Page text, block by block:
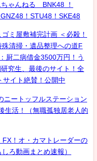
ゃんねる BNK48 ！
！STU48！SKE48
ミ屋敷補完計画 ＜必殺！
清掃・遺品整理への道F
厨二病借金3500万円！う
究生、最後のサイト！全
サイト絶賛！公開中
ニートッフルステーション
生活！（無職孤独居老人的
！オ・カマトレーダーの
ろ動画まとめ速報）